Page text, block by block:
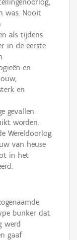
was. Nooit
als tijdens
in de eerste
en
en
gevallen
worden.
Wereldoorlog
van heuse
in het
bunker dat
werd
gaaf